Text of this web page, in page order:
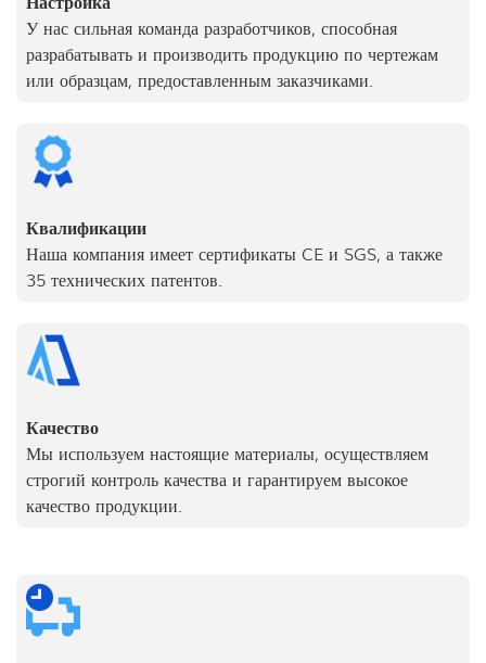
У нас сильная команда разработчиков, способная
разрабатывать и производить продукцию по чертежам
или образцам, предоставленным заказчиками.
Квалификации
Наша компания имеет сертификаты CE и SGS, а также
35 технических патентов.
Качество
Мы используем настоящие материалы, осуществляем
строгий контроль качества и гарантируем высокое
качество продукции.